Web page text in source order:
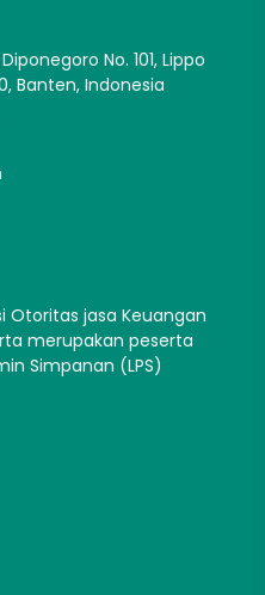
No. 101, Lippo
Banten, Indonesia
Otoritas jasa Keuangan
merupakan peserta
Simpanan (LPS)